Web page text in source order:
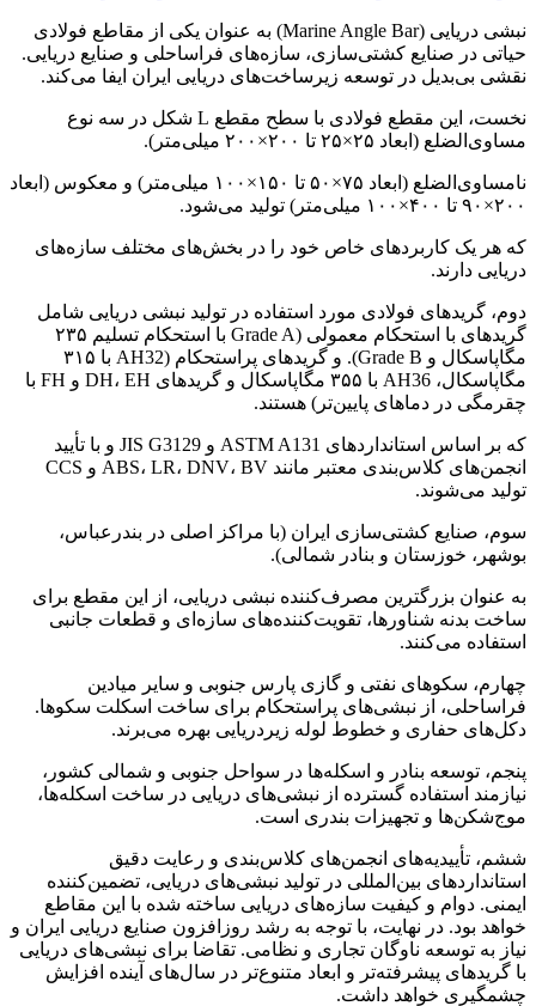
نبشی دریایی (Marine Angle Bar) به عنوان یکی از مقاطع فولادی
حیاتی در صنایع کشتی‌سازی، سازه‌های فراساحلی و صنایع دریایی.
نقشی بی‌بدیل در توسعه زیرساخت‌های دریایی ایران ایفا می‌کند.
نخست، این مقطع فولادی با سطح مقطع L شکل در سه نوع
مساوی‌الضلع (ابعاد ۲۵×۲۵ تا ۲۰۰×۲۰۰ میلی‌متر).
نامساوی‌الضلع (ابعاد ۷۵×۵۰ تا ۱۵۰×۱۰۰ میلی‌متر) و معکوس (ابعاد
۲۰۰×۹۰ تا ۴۰۰×۱۰۰ میلی‌متر) تولید می‌شود.
که هر یک کاربردهای خاص خود را در بخش‌های مختلف سازه‌های
دریایی دارند.
دوم، گریدهای فولادی مورد استفاده در تولید نبشی دریایی شامل
گریدهای با استحکام معمولی (Grade A با استحکام تسلیم ۲۳۵
مگاپاسکال و Grade B). و گریدهای پراستحکام (AH32 با ۳۱۵
مگاپاسکال، AH36 با ۳۵۵ مگاپاسکال و گریدهای DH، EH و FH با
چقرمگی در دماهای پایین‌تر) هستند.
که بر اساس استانداردهای ASTM A131 و JIS G3129 و با تأیید
انجمن‌های کلاس‌بندی معتبر مانند ABS، LR، DNV، BV و CCS
تولید می‌شوند.
سوم، صنایع کشتی‌سازی ایران (با مراکز اصلی در بندرعباس،
بوشهر، خوزستان و بنادر شمالی).
به عنوان بزرگترین مصرف‌کننده نبشی دریایی، از این مقطع برای
ساخت بدنه شناورها، تقویت‌کننده‌های سازه‌ای و قطعات جانبی
استفاده می‌کنند.
چهارم، سکوهای نفتی و گازی پارس جنوبی و سایر میادین
فراساحلی، از نبشی‌های پراستحکام برای ساخت اسکلت سکوها.
دکل‌های حفاری و خطوط لوله زیردریایی بهره می‌برند.
پنجم، توسعه بنادر و اسکله‌ها در سواحل جنوبی و شمالی کشور،
نیازمند استفاده گسترده از نبشی‌های دریایی در ساخت اسکله‌ها،
موج‌شکن‌ها و تجهیزات بندری است.
ششم، تأییدیه‌های انجمن‌های کلاس‌بندی و رعایت دقیق
استانداردهای بین‌المللی در تولید نبشی‌های دریایی، تضمین‌کننده
ایمنی. دوام و کیفیت سازه‌های دریایی ساخته شده با این مقاطع
خواهد بود. در نهایت، با توجه به رشد روزافزون صنایع دریایی ایران و
نیاز به توسعه ناوگان تجاری و نظامی. تقاضا برای نبشی‌های دریایی
با گریدهای پیشرفته‌تر و ابعاد متنوع‌تر در سال‌های آینده افزایش
چشمگیری خواهد داشت.